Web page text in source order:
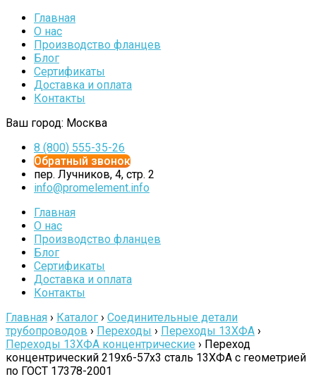
Главная
О нас
Производство фланцев
Блог
Сертификаты
Доставка и оплата
Контакты
Ваш город: Москва
8 (800) 555-35-26
Обратный звонок
пер. Лучников, 4, стр. 2
info@promelement.info
Главная
О нас
Производство фланцев
Блог
Сертификаты
Доставка и оплата
Контакты
Главная › Каталог › Соединительные детали
трубопроводов › Переходы › Переходы 13ХФА ›
Переходы 13ХФА концентрические › Переход
концентрический 219х6-57х3 сталь 13ХФА с геометрией
по ГОСТ 17378-2001